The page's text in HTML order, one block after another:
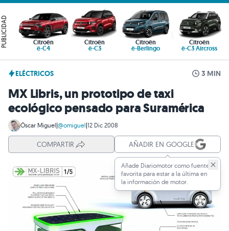
PUBLICIDAD Citroën
ë-C4
Citroën
ë-C3
Citroën
ë-Berlingo
Citroën
ë-C3 Aircross
ELÉCTRICOS 3 MIN
MX Libris, un prototipo de taxi
ecológico pensado para Suramérica
Óscar Miguel|@omiguel|12 Dic 2008
COMPARTIR AÑADIR EN GOOGLE
Añade Diariomotor como fuente
favorita para estar a la última en
la información de motor.